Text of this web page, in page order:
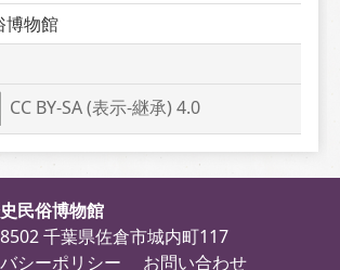
博物館
CC BY-SA (表示-継承) 4.0
民俗博物館
千葉県佐倉市城内町117
シーポリシー
お問い合わせ